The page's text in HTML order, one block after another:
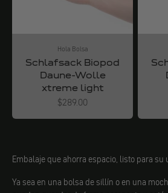
Hola Bolsa
Schlafsack Biopod
Daune-Wolle
xtreme light
Angebot
$289.00
Embalaje que ahorra espacio, listo para su
Ya sea en una bolsa de sillín o en una